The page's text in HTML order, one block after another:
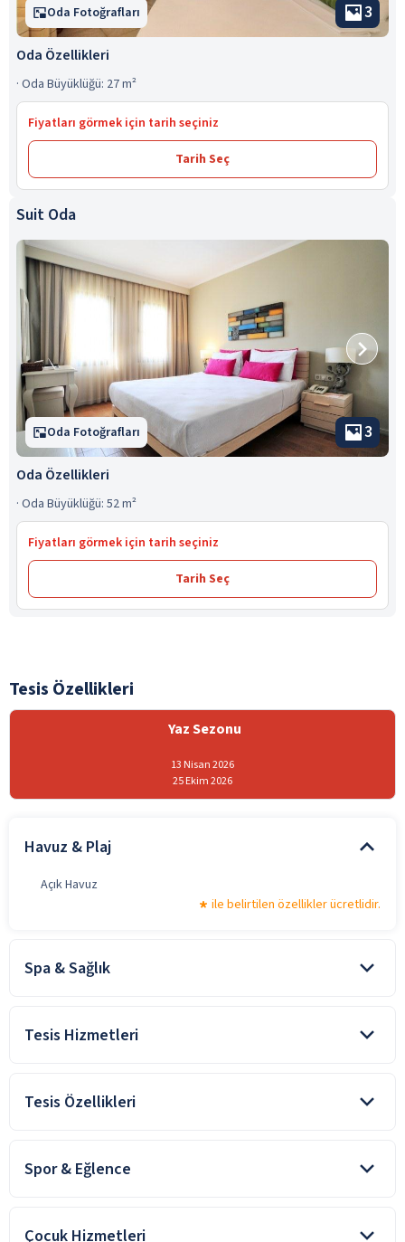
Oda Fotoğrafları 3
Oda Özellikleri
· Oda Büyüklüğü: 27 m²
Fiyatları görmek için tarih seçiniz
Tarih Seç
Suit Oda
Oda Fotoğrafları 3
Oda Özellikleri
· Oda Büyüklüğü: 52 m²
Fiyatları görmek için tarih seçiniz
Tarih Seç
Tesis Özellikleri
Yaz Sezonu
13 Nisan 2026
25 Ekim 2026
Havuz & Plaj
Açık Havuz
ile belirtilen özellikler ücretlidir.
Spa & Sağlık
Masaj
Buhar Odası
Tesis Hizmetleri
Çamaşırhane
Emanet Kasa
Tesis Özellikleri
Spor & Eğlence
Dart
Çocuk Hizmetleri